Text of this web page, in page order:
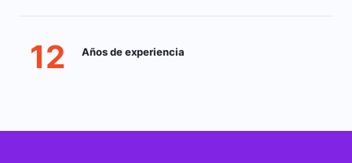
12 Años de experiencia